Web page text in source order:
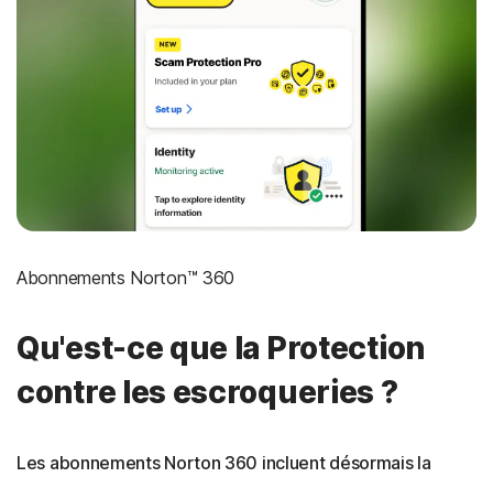
Abonnements Norton™ 360
Qu'est-ce que la Protection
contre les escroqueries ?
Les abonnements Norton 360 incluent désormais la